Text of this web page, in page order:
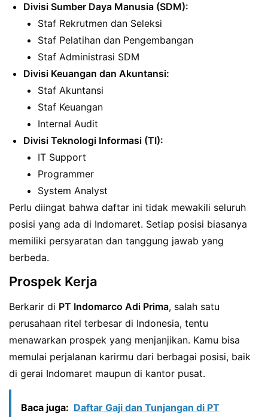
Divisi Sumber Daya Manusia (SDM):
Staf Rekrutmen dan Seleksi
Staf Pelatihan dan Pengembangan
Staf Administrasi SDM
Divisi Keuangan dan Akuntansi:
Staf Akuntansi
Staf Keuangan
Internal Audit
Divisi Teknologi Informasi (TI):
IT Support
Programmer
System Analyst
Perlu diingat bahwa daftar ini tidak mewakili seluruh
posisi yang ada di Indomaret. Setiap posisi biasanya
memiliki persyaratan dan tanggung jawab yang
berbeda.
Prospek Kerja
Berkarir di PT Indomarco Adi Prima, salah satu
perusahaan ritel terbesar di Indonesia, tentu
menawarkan prospek yang menjanjikan. Kamu bisa
memulai perjalanan karirmu dari berbagai posisi, baik
di gerai Indomaret maupun di kantor pusat.
Baca juga: Daftar Gaji dan Tunjangan di PT